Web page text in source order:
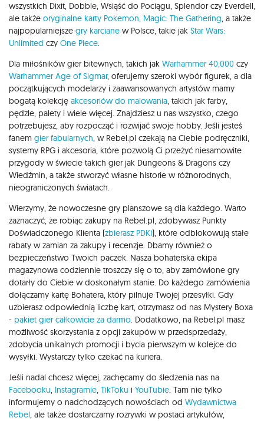
wszystkich Dixit, Dobble, Wsiąść do Pociągu, Splendor czy Everdell,
ale także oryginalne karty Pokemon, Magic: The Gathering, a także
najpopularniejsze gry karciane w Polsce, takie jak Star Wars:
Unlimited czy One Piece.
Dla miłośników gier bitewnych, takich jak Warhammer 40,000 czy
Warhammer Age of Sigmar, oferujemy szeroki wybór figurek, a dla
początkujących modelarzy i zaawansowanych artystów mamy
bogatą kolekcję akcesoriów do malowania, takich jak farby,
pędzle, palety i wiele więcej. Znajdziesz u nas wszystko, czego
potrzebujesz, aby rozpocząć i rozwijać swoje hobby. Jeśli jesteś
fanem gier fabularnych, w Rebel.pl czekają na Ciebie podręczniki,
systemy RPG i akcesoria, które pozwolą Ci przeżyć niesamowite
przygody w świecie takich gier jak Dungeons & Dragons czy
Wiedźmin, a także stworzyć własne historie w różnorodnych,
nieograniczonych światach.
Wierzymy, że nowoczesne gry planszowe są dla każdego. Warto
zaznaczyć, że robiąc zakupy na Rebel.pl, zdobywasz Punkty
Doświadczonego Klienta (zbierasz PDKi), które odblokowują stałe
rabaty w zamian za zakupy i recenzje. Dbamy również o
bezpieczeństwo Twoich paczek. Nasza bohaterska ekipa
magazynowa codziennie troszczy się o to, aby zamówione gry
dotarły do Ciebie w doskonałym stanie. Do każdego zamówienia
dołączamy kartę Bohatera, który pilnuje Twojej przesyłki. Gdy
uzbierasz odpowiednią liczbę kart, otrzymasz od nas Mystery Boxa
- pakiet gier całkowicie za darmo. Dodatkowo, na Rebel.pl masz
możliwość skorzystania z opcji zakupów w przedsprzedaży,
zdobycia unikalnych promocji i bycia pierwszym w kolejce do
wysyłki. Wystarczy tylko czekać na kuriera.
Jeśli nadal chcesz więcej, zachęcamy do śledzenia nas na
Facebooku, Instagramie, TikToku i YouTubie. Tam nie tylko
informujemy o nadchodzących nowościach od Wydawnictwa
Rebel, ale także dostarczamy rozrywki w postaci artykułów,